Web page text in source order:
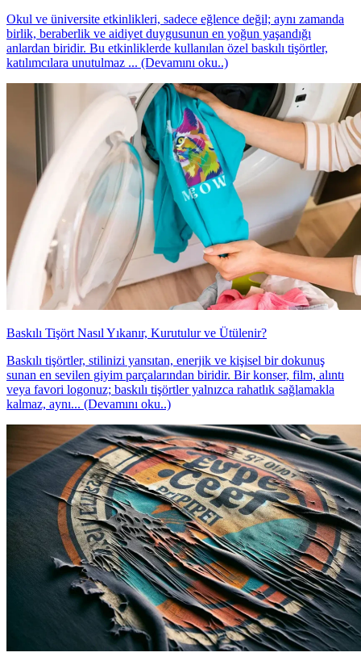
Okul ve üniversite etkinlikleri, sadece eğlence değil; aynı zamanda
birlik, beraberlik ve aidiyet duygusunun en yoğun yaşandığı
anlardan biridir. Bu etkinliklerde kullanılan özel baskılı tişörtler,
katılımcılara unutulmaz ... (Devamını oku..)
Baskılı Tişört Nasıl Yıkanır, Kurutulur ve Ütülenir?
Baskılı tişörtler, stilinizi yansıtan, enerjik ve kişisel bir dokunuş
sunan en sevilen giyim parçalarından biridir. Bir konser, film, alıntı
veya favori logonuz; baskılı tişörtler yalnızca rahatlık sağlamakla
kalmaz, aynı... (Devamını oku..)